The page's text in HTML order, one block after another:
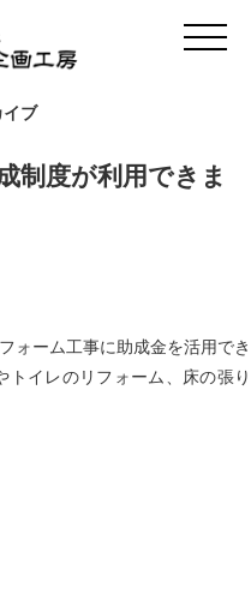
t
o
v
イブ
制度が利用できま
ォーム工事に助成金を活用でき
トイレのリフォーム、床の張り